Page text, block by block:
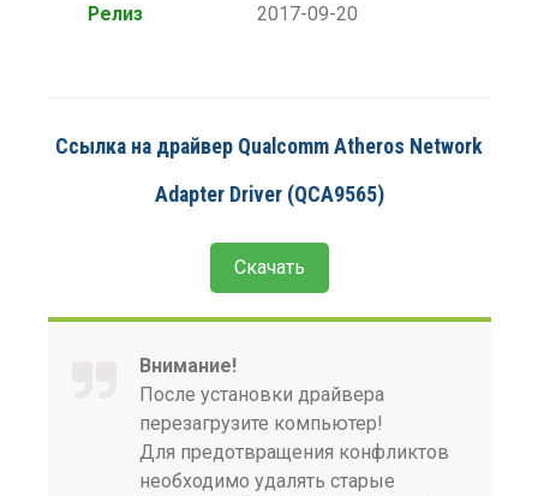
Релиз 2017-09-20
Ссылка на драйвер Qualcomm Atheros Network
Adapter Driver (QCA9565)
Скачать
Внимание!
После установки драйвера
перезагрузите компьютер!
Для предотвращения конфликтов
необходимо удалять старые